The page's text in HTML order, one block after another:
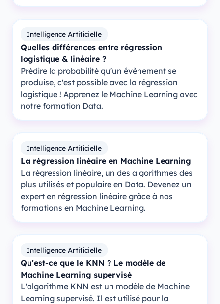
Intelligence Artificielle
Quelles différences entre régression
logistique & linéaire ?
Prédire la probabilité qu'un évènement se
produise, c'est possible avec la régression
logistique ! Apprenez le Machine Learning avec
notre formation Data.
Intelligence Artificielle
La régression linéaire en Machine Learning
La régression linéaire, un des algorithmes des
plus utilisés et populaire en Data. Devenez un
expert en régression linéaire grâce à nos
formations en Machine Learning.
Intelligence Artificielle
Qu'est-ce que le KNN ? Le modèle de
Machine Learning supervisé
L'algorithme KNN est un modèle de Machine
Learning supervisé. Il est utilisé pour la